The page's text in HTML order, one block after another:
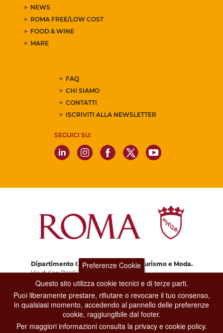
NEWS
ROMA FREE/LOW COST
FOOD & WINE
MARE
FAQ
CHI SIAMO
CONTATTI
ISCRIVITI ALLA NEWSLETTER
SEGUICI SU:
Dipartimento Grandi Eventi, Sport, Turismo e Moda.
Via di San Basilio, 51
00187 Roma
CONTACT CENTER TEL. 06 06 08
CONTATTA LA REDAZIONE
Preferenze Cookie
Questo sito utilizza cookie tecnici e di terze parti.
Puoi liberamente prestare, rifiutare o revocare il tuo consenso,
in qualsiasi momento, accedendo al pannello delle preferenze
cookie, raggiungibile dal footer.
Per maggiori informazioni consulta la privacy e cookie policy.